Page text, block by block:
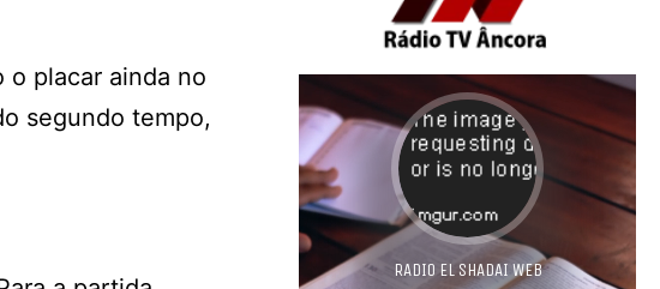
o placar ainda no
segundo tempo,